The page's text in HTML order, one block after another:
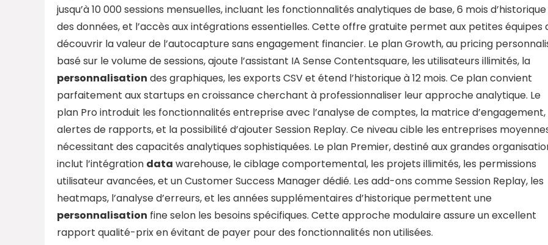
jusqu’à 10 000 sessions mensuelles, incluant les fonctionnalités analytiques de base, 6 mois d’historique
des données, et l’accès aux intégrations essentielles. Cette offre gratuite permet aux petites équipes
découvrir la valeur de l’autocapture sans engagement financier. Le plan Growth, au pricing
basé sur le volume de sessions, ajoute l’assistant IA Sense Contentsquare, les utilisateurs illimités, la
personnalisation des graphiques, les exports CSV et étend l’historique à 12 mois. Ce plan convient
parfaitement aux startups en croissance cherchant à professionnaliser leur approche analytique. Le
plan Pro introduit les fonctionnalités entreprise avec l’analyse de comptes, la matrice d’engagement,
alertes de rapports, et la possibilité d’ajouter Session Replay. Ce niveau cible les entreprises
nécessitant des capacités analytiques sophistiquées. Le plan Premier, destiné aux grandes
inclut l’intégration data warehouse, le ciblage comportemental, les projets illimités, les permissions
utilisateur avancées, et un Customer Success Manager dédié. Les add-ons comme Session Replay, les
heatmaps, l’analyse d’erreurs, et les années supplémentaires d’historique permettent une
personnalisation fine selon les besoins spécifiques. Cette approche modulaire assure un excellent
rapport qualité-prix en évitant de payer pour des fonctionnalités non utilisées.